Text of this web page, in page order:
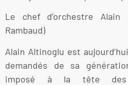
Le chef d’orchestre Alain
Rambaud)
Alain Altinoglu est
demandés de sa
imposé à la tête des